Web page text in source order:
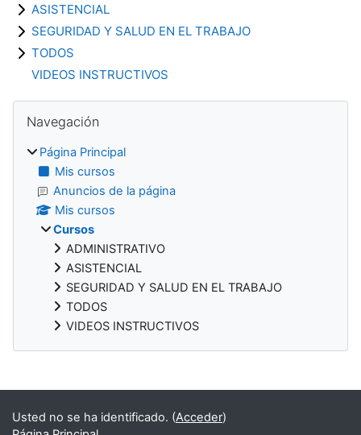
ASISTENCIAL
SEGURIDAD Y SALUD EN EL TRABAJO
TODOS
VIDEOS INSTRUCTIVOS
Bloques
Navegación
Página Principal
Mis cursos
Anuncios de la página
Mis cursos
Cursos
ADMINISTRATIVO
ASISTENCIAL
SEGURIDAD Y SALUD EN EL TRABAJO
TODOS
VIDEOS INSTRUCTIVOS
Bloques suplementarios
Usted no se ha identificado. (Acceder)